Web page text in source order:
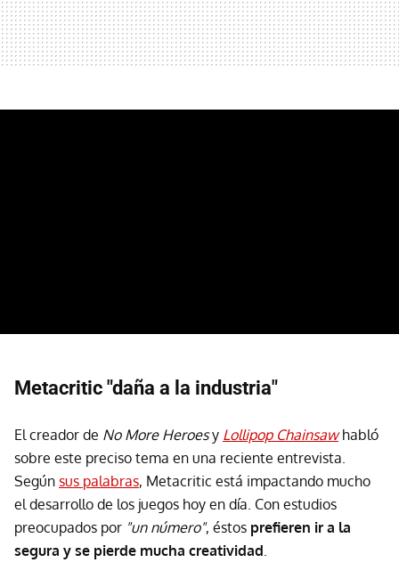
Metacritic "daña a la industria"
El creador de No More Heroesy Lollipop Chainsawhabló
sobre este preciso tema en una reciente entrevista.
Según sus palabras, Metacritic está impactando mucho
el desarrollo de los juegos hoy en día. Con estudios
preocupados por "un número", éstos prefieren ir a la
segura y se pierde mucha creatividad.